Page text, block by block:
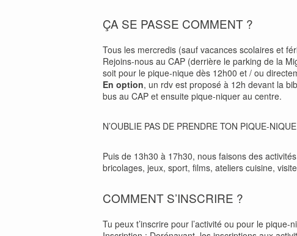
ÇA SE PASSE COMMENT ?
Tous les mercredis (sauf vacances scolaires et
Rejoins-nous au CAP (derrière le parking de la
soit pour le pique-nique dès 12h00 et / ou
En option, un rdv est proposé à 12h devant la
bus au CAP et ensuite pique-niquer au centre.
N’OUBLIE PAS DE PRENDRE TON PIQUE-
Puis de 13h30 à 17h30, nous faisons des
bricolages, jeux, sport, films, ateliers cuisine,
COMMENT S’INSCRIRE ?
Tu peux t’inscrire pour l’activité ou pour le pique-